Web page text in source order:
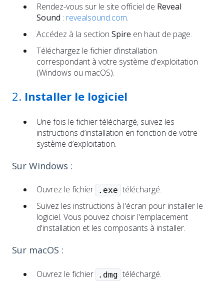
Rendez-vous sur le site officiel de Reveal
Sound : revealsound.com.
Accédez à la section Spire en haut de page.
Téléchargez le fichier d’installation
correspondant à votre système d'exploitation
(Windows ou macOS).
2. Installer le logiciel
Une fois le fichier téléchargé, suivez les
instructions d’installation en fonction de votre
système d’exploitation.
Sur Windows :
Ouvrez le fichier .exe téléchargé.
Suivez les instructions à l'écran pour installer le
logiciel. Vous pouvez choisir l'emplacement
d'installation et les composants à installer.
Sur macOS :
Ouvrez le fichier .dmg téléchargé.